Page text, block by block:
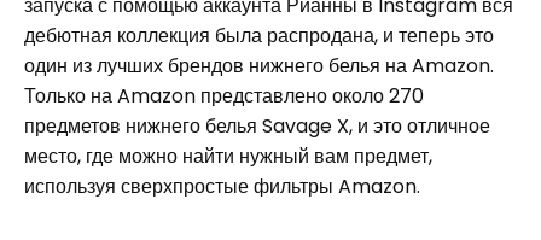
запуска с помощью аккаунта Рианны в Instagram вся
дебютная коллекция была распродана, и теперь это
один из лучших брендов нижнего белья на Amazon.
Только на Amazon представлено около 270
предметов нижнего белья Savage X, и это отличное
место, где можно найти нужный вам предмет,
используя сверхпростые фильтры Amazon.